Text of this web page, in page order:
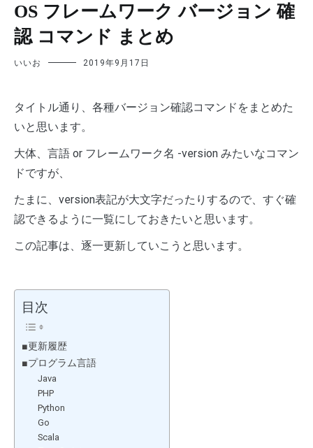
OS フレームワーク バージョン 確
認 コマンド まとめ
いいお 2019年9月17日
タイトル通り、各種バージョン確認コマンドをまとめた
いと思います。
大体、言語 or フレームワーク名 -version みたいなコマン
ドですが、
たまに、version表記が大文字だったりするので、すぐ確
認できるように一覧にしておきたいと思います。
この記事は、逐一更新していこうと思います。
目次
■更新履歴
■プログラム言語
Java
PHP
Python
Go
Scala